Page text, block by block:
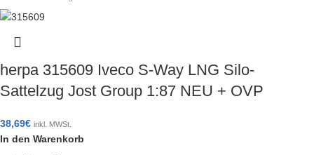
herpa 315609 Iveco S-Way LNG Silo-
Sattelzug Jost Group 1:87 NEU + OVP
38,69€ inkl. MWSt.
In den Warenkorb